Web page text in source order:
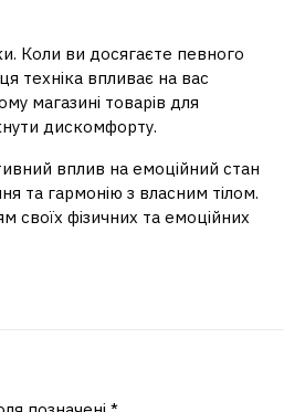
Коли ви досягаєте певного
техніка впливає на вас
магазині товарів для
дискомфорту.
вплив на емоційний стан
та гармонію з власним тілом.
своїх фізичних та емоційних